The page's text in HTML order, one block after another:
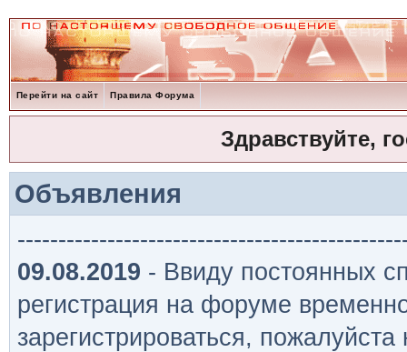
Перейти на сайт Правила Форума
Здравствуйте,
Объявления
09.08.2019 - Ввиду постоянных
регистрация на форуме
зарегистрироваться,